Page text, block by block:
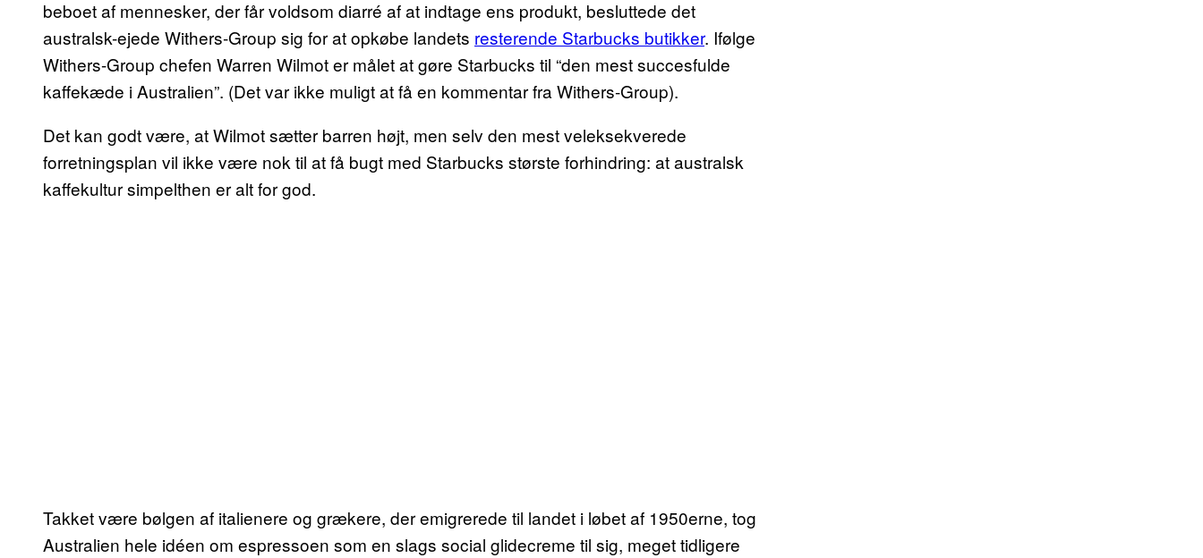
beboet af mennesker, der får voldsom diarré af at indtage ens produkt, besluttede det
australsk-ejede Withers-Group sig for at opkøbe landets resterende Starbucks butikker. Ifølge
Withers-Group chefen Warren Wilmot er målet at gøre Starbucks til “den mest succesfulde
kaffekæde i Australien”. (Det var ikke muligt at få en kommentar fra Withers-Group).
Det kan godt være, at Wilmot sætter barren højt, men selv den mest veleksekverede
forretningsplan vil ikke være nok til at få bugt med Starbucks største forhindring: at australsk
kaffekultur simpelthen er alt for god.
Takket være bølgen af italienere og grækere, der emigrerede til landet i løbet af 1950erne, tog
Australien hele idéen om espressoen som en slags social glidecreme til sig, meget tidligere